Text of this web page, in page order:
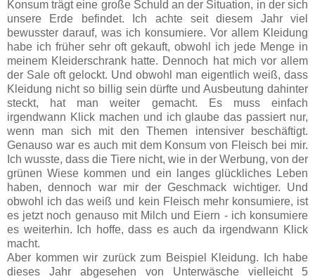
Konsum trägt eine große Schuld an der Situation, in der sich
unsere Erde befindet. Ich achte seit diesem Jahr viel
bewusster darauf, was ich konsumiere. Vor allem Kleidung
habe ich früher sehr oft gekauft, obwohl ich jede Menge in
meinem Kleiderschrank hatte. Dennoch hat mich vor allem
der Sale oft gelockt. Und obwohl man eigentlich weiß, dass
Kleidung nicht so billig sein dürfte und Ausbeutung dahinter
steckt, hat man weiter gemacht. Es muss einfach
irgendwann Klick machen und ich glaube das passiert nur,
wenn man sich mit den Themen intensiver beschäftigt.
Genauso war es auch mit dem Konsum von Fleisch bei mir.
Ich wusste, dass die Tiere nicht, wie in der Werbung, von der
grünen Wiese kommen und ein langes glückliches Leben
haben, dennoch war mir der Geschmack wichtiger. Und
obwohl ich das weiß und kein Fleisch mehr konsumiere, ist
es jetzt noch genauso mit Milch und Eiern - ich konsumiere
es weiterhin. Ich hoffe, dass es auch da irgendwann Klick
macht.
Aber kommen wir zurück zum Beispiel Kleidung. Ich habe
dieses Jahr abgesehen von Unterwäsche vielleicht 5